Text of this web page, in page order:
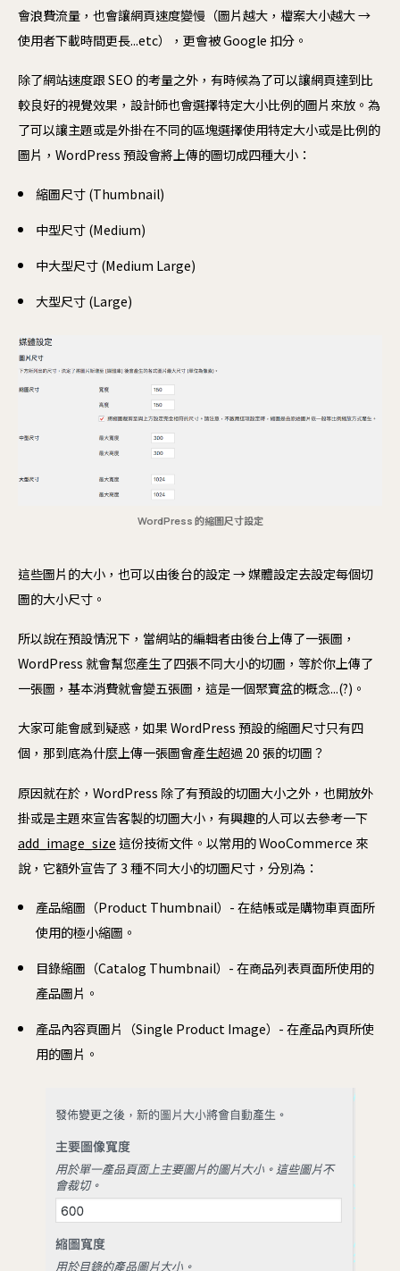
會浪費流量，也會讓網頁速度變慢（圖片越大，檔案大小越大 →
使用者下載時間更長...etc），更會被 Google 扣分。
除了網站速度跟 SEO 的考量之外，有時候為了可以讓網頁達到比
較良好的視覺效果，設計師也會選擇特定大小比例的圖片來放。為
了可以讓主題或是外掛在不同的區塊選擇使用特定大小或是比例的
圖片，WordPress 預設會將上傳的圖切成四種大小：
縮圖尺寸 (Thumbnail)
中型尺寸 (Medium)
中大型尺寸 (Medium Large)
大型尺寸 (Large)
WordPress 的縮圖尺寸設定
這些圖片的大小，也可以由後台的設定 → 媒體設定去設定每個切
圖的大小尺寸。
所以說在預設情況下，當網站的編輯者由後台上傳了一張圖，
WordPress 就會幫您產生了四張不同大小的切圖，等於你上傳了
一張圖，基本消費就會變五張圖，這是一個聚寶盆的概念...(?)。
大家可能會感到疑惑，如果 WordPress 預設的縮圖尺寸只有四
個，那到底為什麼上傳一張圖會產生超過 20 張的切圖？
原因就在於，WordPress 除了有預設的切圖大小之外，也開放外
掛或是主題來宣告客製的切圖大小，有興趣的人可以去參考一下
add_image_size 這份技術文件。以常用的 WooCommerce 來
說，它額外宣告了 3 種不同大小的切圖尺寸，分別為：
產品縮圖（Product Thumbnail）- 在結帳或是購物車頁面所
使用的極小縮圖。
目錄縮圖（Catalog Thumbnail）- 在商品列表頁面所使用的
產品圖片。
產品內容頁圖片（Single Product Image）- 在產品內頁所使
用的圖片。